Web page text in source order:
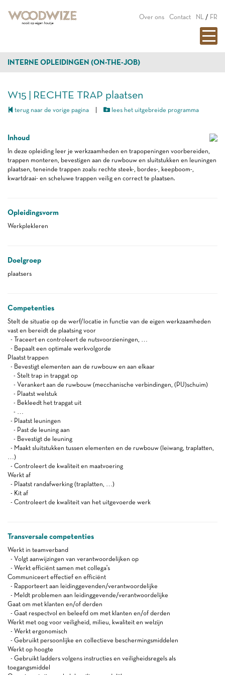
Over ons Contact NL / FR
INTERNE OPLEIDINGEN (ON-THE-JOB)
W15 | RECHTE TRAP plaatsen
terug naar de vorige pagina lees het uitgebreide programma
Inhoud
In deze opleiding leer je werkzaamheden en trapopeningen voorbereiden,
trappen monteren, bevestigen aan de ruwbouw en sluitstukken en leuningen
plaatsen, teneinde trappen zoals: rechte steek-, bordes-, keepboom-,
kwartdraai- en scheluwe trappen veilig en correct te plaatsen.
Opleidingsvorm
Werkplekleren
Doelgroep
plaatsers
Competenties
Stelt de situatie op de werf/locatie in functie van de eigen werkzaamheden
vast en bereidt de plaatsing voor
- Traceert en controleert de nutsvoorzieningen, …
- Bepaalt een optimale werkvolgorde
Plaatst trappen
- Bevestigt elementen aan de ruwbouw en aan elkaar
- Stelt trap in trapgat op
- Verankert aan de ruwbouw (mecchanische verbindingen, (PU)schuim)
- Plaatst welstuk
- Bekleedt het trapgat uit
- …
- Plaatst leuningen
- Past de leuning aan
- Bevestigt de leuning
- Maakt sluitstukken tussen elementen en de ruwbouw (leiwang, traplatten,
…)
- Controleert de kwaliteit en maatvoering
Werkt af
- Plaatst randafwerking (traplatten, …)
- Kit af
- Controleert de kwaliteit van het uitgevoerde werk
Transversale competenties
Werkt in teamverband
- Volgt aanwijzingen van verantwoordelijken op
- Werkt efficiënt samen met collega's
Communiceert effectief en efficiënt
- Rapporteert aan leidinggevenden/verantwoordelijke
- Meldt problemen aan leidinggevende/verantwoordelijke
Gaat om met klanten en/of derden
- Gaat respectvol en beleefd om met klanten en/of derden
Werkt met oog voor veiligheid, milieu, kwaliteit en welzijn
- Werkt ergonomisch
- Gebruikt persoonlijke en collectieve beschermingsmiddelen
Werkt op hoogte
- Gebruikt ladders volgens instructies en veiligheidsregels als
toegangsmiddel